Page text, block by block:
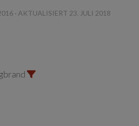
· AKTUALISIERT 23. JULI 2018